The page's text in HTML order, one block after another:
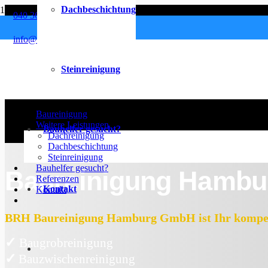
040 36 88 93 84
info@hamburg-baureinigung.de
Dachbeschichtung
Steinreinigung
Bauhelfer gesucht?
Kontakt
Baureinigung
Weitere Leistungen
Dachreinigung
Dachbeschichtung
Steinreinigung
Bauhelfer gesucht?
Referenzen
Kontakt
Baureinigung
BRH Baureinigung Hamburg GmbH ist Ihr
Baugrobreinigung
Bauzwischenreinigung